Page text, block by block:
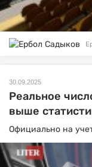
30.09.2025
Реальное
выше
Официально на